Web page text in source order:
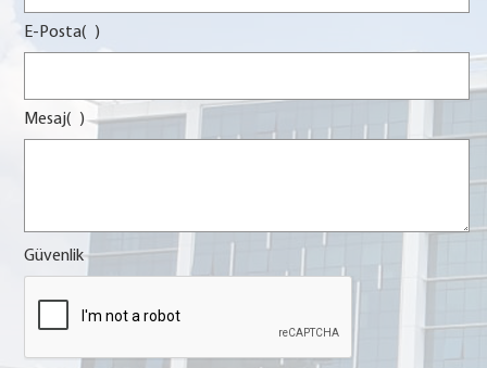
E-Posta( )
Mesaj( )
Güvenlik